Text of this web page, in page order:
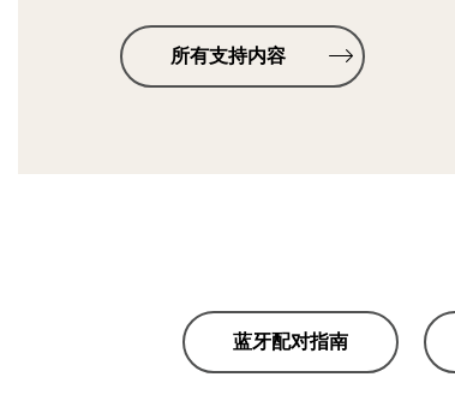
所有支持内容
蓝牙配对指南